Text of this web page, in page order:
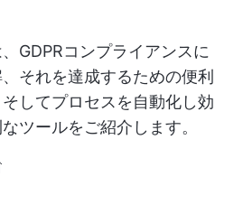
GDPRコンプライアンスに
それを達成するための便利
してプロセスを自動化し効
ツールをご紹介します。